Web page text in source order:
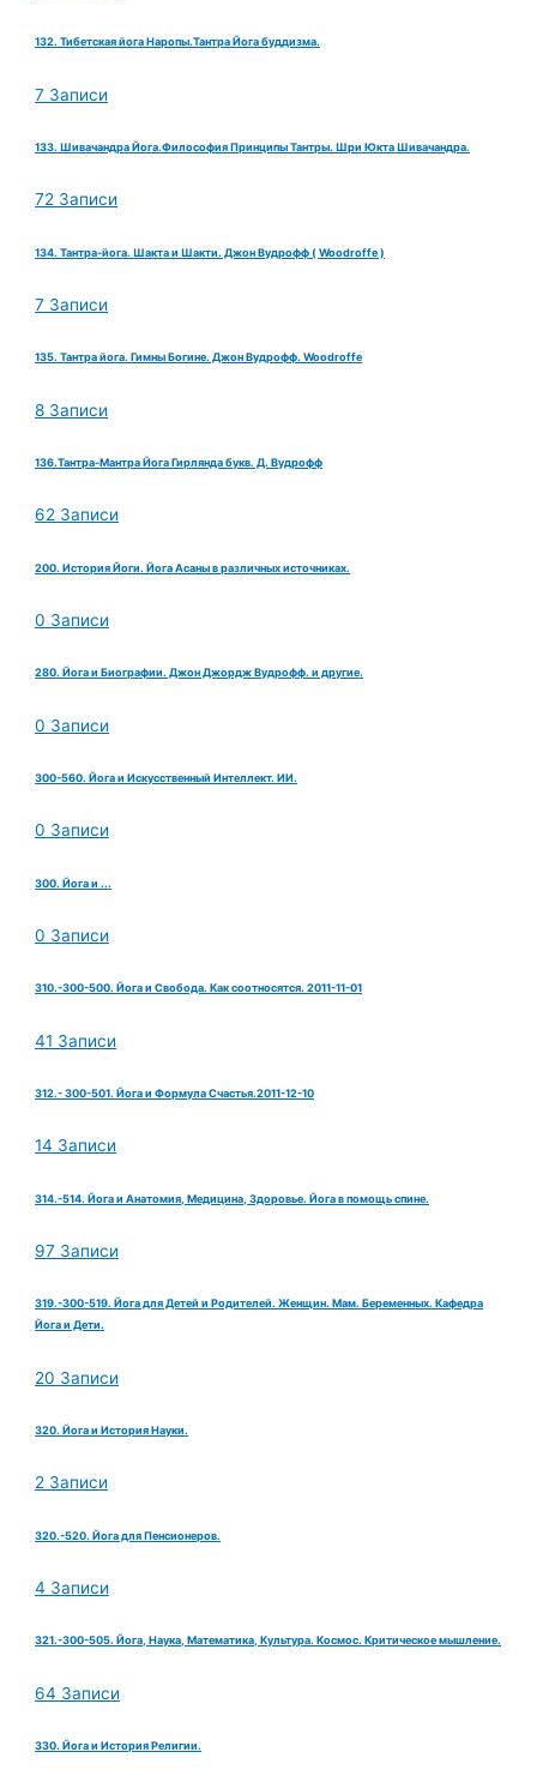
132. Тибетская йога Наропы.Тантра Йога буддизма.
7 Записи
133. Шивачандра Йога.Философия Принципы Тантры. Шри Юкта Шивачандра.
72 Записи
134. Тантра-йога. Шакта и Шакти. Джон Вудрофф ( Woodroffe )
7 Записи
135. Тантра йога. Гимны Богине. Джон Вудрофф. Woodroffe
8 Записи
136.Тантра-Мантра Йога Гирлянда букв. Д. Вудрофф
62 Записи
200. История Йоги. Йога Асаны в различных источниках.
0 Записи
280. Йога и Биографии. Джон Джордж Вудрофф. и другие.
0 Записи
300-560. Йога и Искусственный Интеллект. ИИ.
0 Записи
300. Йога и ...
0 Записи
310.-300-500. Йога и Свобода. Как соотносятся. 2011-11-01
41 Записи
312.- 300-501. Йога и Формула Счастья.2011-12-10
14 Записи
314.-514. Йога и Анатомия, Медицина, Здоровье. Йога в помощь спине.
97 Записи
319.-300-519. Йога для Детей и Родителей. Женщин. Мам. Беременных. Кафедра
Йога и Дети.
20 Записи
320. Йога и История Науки.
2 Записи
320.-520. Йога для Пенсионеров.
4 Записи
321.-300-505. Йога, Наука, Математика, Культура. Космос. Критическое мышление.
64 Записи
330. Йога и История Религии.